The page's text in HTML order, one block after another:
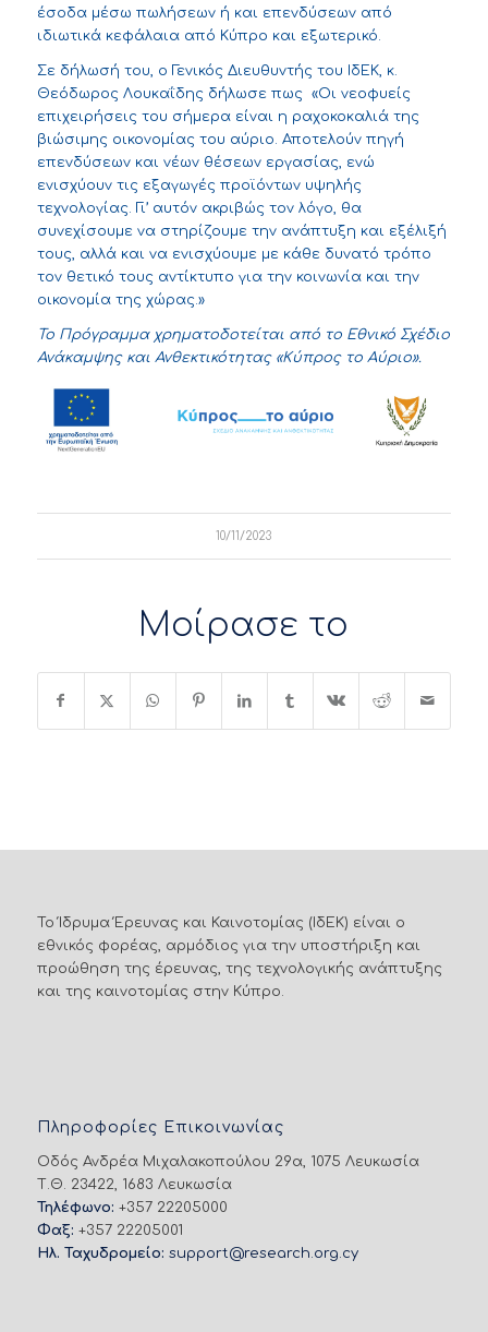
έσοδα μέσω πωλήσεων ή και επενδύσεων από
ιδιωτικά κεφάλαια από Κύπρο και εξωτερικό.
Σε δήλωσή του, ο Γενικός Διευθυντής του ΙδΕΚ, κ.
Θεόδωρος Λουκαΐδης δήλωσε πως «Οι νεοφυείς
επιχειρήσεις του σήμερα είναι η ραχοκοκαλιά της
βιώσιμης οικονομίας του αύριο. Αποτελούν πηγή
επενδύσεων και νέων θέσεων εργασίας, ενώ
ενισχύουν τις εξαγωγές προϊόντων υψηλής
τεχνολογίας. Γι’ αυτόν ακριβώς τον λόγο, θα
συνεχίσουμε να στηρίζουμε την ανάπτυξη και εξέλιξή
τους, αλλά και να ενισχύουμε με κάθε δυνατό τρόπο
τον θετικό τους αντίκτυπο για την κοινωνία και την
οικονομία της χώρας.»
Το Πρόγραμμα χρηματοδοτείται από το Εθνικό Σχέδιο
Ανάκαμψης και Ανθεκτικότητας «Κύπρος το Αύριο».
10/11/2023
Μοίρασε το
Το Ίδρυμα Έρευνας και Καινοτομίας (ΙδΕΚ) είναι ο
εθνικός φορέας, αρμόδιος για την υποστήριξη και
προώθηση της έρευνας, της τεχνολογικής ανάπτυξης
και της καινοτομίας στην Κύπρο.
Πληροφορίες Επικοινωνίας
Οδός Ανδρέα Μιχαλακοπούλου 29α, 1075 Λευκωσία
Τ.Θ. 23422, 1683 Λευκωσία
Τηλέφωνο: +357 22205000
Φαξ: +357 22205001
Ηλ. Ταχυδρομείο: support@research.org.cy